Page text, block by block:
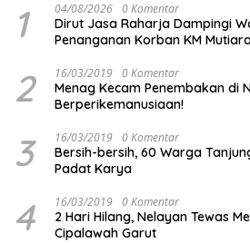
1 04/08/2026 0 Komentar
Dirut Jasa Raharja Dampingi
Penanganan Korban KM
2 16/03/2019 0 Komentar
Menag Kecam Penembakan di
Berperikemanusiaan!
3 16/03/2019 0 Komentar
Bersih-bersih, 60 Warga
Padat Karya
4 16/03/2019 0 Komentar
2 Hari Hilang, Nelayan Tewas
Cipalawah Garut